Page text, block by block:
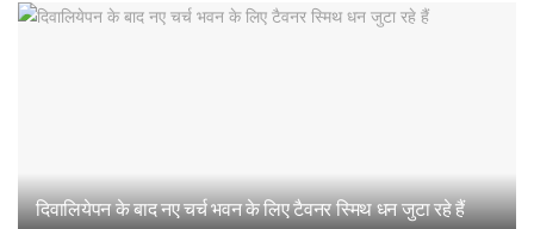
दिवालियेपन के बाद नए चर्च भवन के लिए टैवनर स्मिथ धन जुटा रहे हैं